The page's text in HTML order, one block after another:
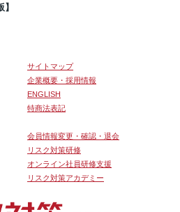
】
サイトマップ
企業概要・採用情報
ENGLISH
特商法表記
会員情報変更・確認・退会
リスク対策研修
オンライン社員研修支援
リスク対策アカデミー